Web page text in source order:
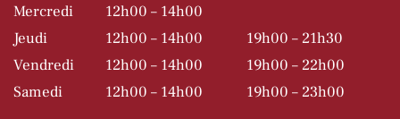
Mercredi
12h00 – 14h00
Jeudi
12h00 – 14h00
19h00 – 21h30
Vendredi
12h00 – 14h00
19h00 – 22h00
Samedi
12h00 – 14h00 19h00 – 23h00